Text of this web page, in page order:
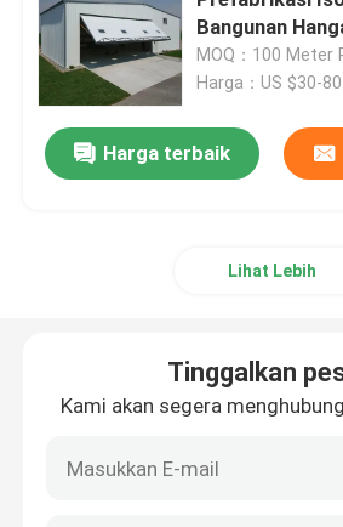
Bengkel Struktur Baja
Bangunan Struktur Baja
Bangunan Kantor Kerangka Baja
Bangunan
MOQ：100 Meter
Harga：US $30-
Harga terbaik
Lihat Lebih
Tinggalkan
Kami akan segera